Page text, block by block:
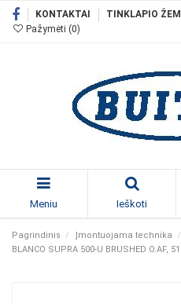
KONTAKTAI TINKLAPIO
Pažymėti (0)
Meniu Ieškoti
Pagrindinis Įmontuojama technika
BLANCO SUPRA 500-U BRUSHED O.AF,